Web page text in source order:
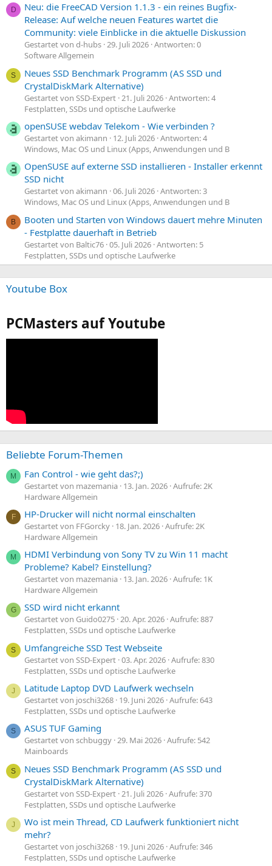
D
Neu: die FreeCAD Version 1.1.3 - ein reines Bugfix-
Release: Auf welche neuen Features wartet die
Community: viele Einblicke in die aktuelle Diskussion
Gestartet von d-hubs 29. Juli 2026 Antworten: 0
Software Allgemein
S
Neues SSD Benchmark Programm (AS SSD und
CrystalDiskMark Alternative)
Gestartet von SSD-Expert 21. Juli 2026 Antworten: 4
Festplatten, SSDs und optische Laufwerke
openSUSE webdav Telekom - Wie verbinden ?
Gestartet von akimann 12. Juli 2026 Antworten: 4
Windows, Mac OS und Linux (Apps, Anwendungen und B
OpenSUSE auf externe SSD installieren - Installer erkennt
SSD nicht
Gestartet von akimann 06. Juli 2026 Antworten: 3
Windows, Mac OS und Linux (Apps, Anwendungen und B
B
Booten und Starten von Windows dauert mehre Minuten
- Festplatte dauerhaft in Betrieb
Gestartet von Baltic76 05. Juli 2026 Antworten: 5
Festplatten, SSDs und optische Laufwerke
Youtube Box
PCMasters auf Youtube
Beliebte Forum-Themen
M Fan Control - wie geht das?;)
Gestartet von mazemania 13. Jan. 2026 Aufrufe: 2K
Hardware Allgemein
F HP-Drucker will nicht normal einschalten
Gestartet von FFGorcky 18. Jan. 2026 Aufrufe: 2K
Hardware Allgemein
M
HDMI Verbindung von Sony TV zu Win 11 macht
Probleme? Kabel? Einstellung?
Gestartet von mazemania 13. Jan. 2026 Aufrufe: 1K
Hardware Allgemein
G SSD wird nicht erkannt
Gestartet von Guido0275 20. Apr. 2026 Aufrufe: 887
Festplatten, SSDs und optische Laufwerke
S Umfangreiche SSD Test Webseite
Gestartet von SSD-Expert 03. Apr. 2026 Aufrufe: 830
Festplatten, SSDs und optische Laufwerke
J Latitude Laptop DVD Laufwerk wechseln
Gestartet von joschi3268 19. Juni 2026 Aufrufe: 643
Festplatten, SSDs und optische Laufwerke
S ASUS TUF Gaming
Gestartet von schbuggy 29. Mai 2026 Aufrufe: 542
Mainboards
S
Neues SSD Benchmark Programm (AS SSD und
CrystalDiskMark Alternative)
Gestartet von SSD-Expert 21. Juli 2026 Aufrufe: 370
Festplatten, SSDs und optische Laufwerke
J
Wo ist mein Thread, CD Laufwerk funktioniert nicht
mehr?
Gestartet von joschi3268 19. Juni 2026 Aufrufe: 346
Festplatten, SSDs und optische Laufwerke